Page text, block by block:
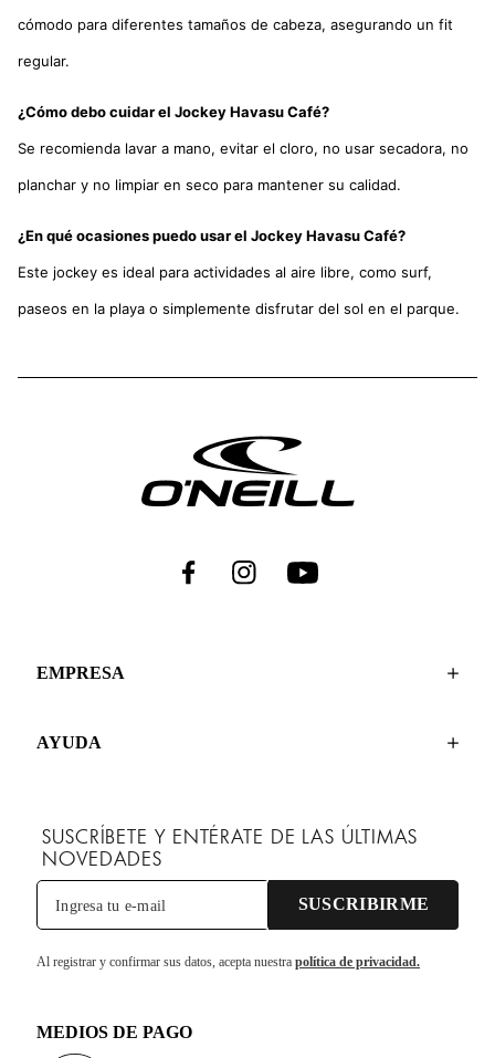
cómodo para diferentes tamaños de cabeza, asegurando un fit
regular.
¿Cómo debo cuidar el Jockey Havasu Café?
Se recomienda lavar a mano, evitar el cloro, no usar secadora, no
planchar y no limpiar en seco para mantener su calidad.
¿En qué ocasiones puedo usar el Jockey Havasu Café?
Este jockey es ideal para actividades al aire libre, como surf,
paseos en la playa o simplemente disfrutar del sol en el parque.
EMPRESA
AYUDA
SUSCRÍBETE Y ENTÉRATE DE LAS ÚLTIMAS
NOVEDADES
SUSCRIBIRME
Al registrar y confirmar sus datos, acepta nuestra política de privacidad.
MEDIOS DE PAGO